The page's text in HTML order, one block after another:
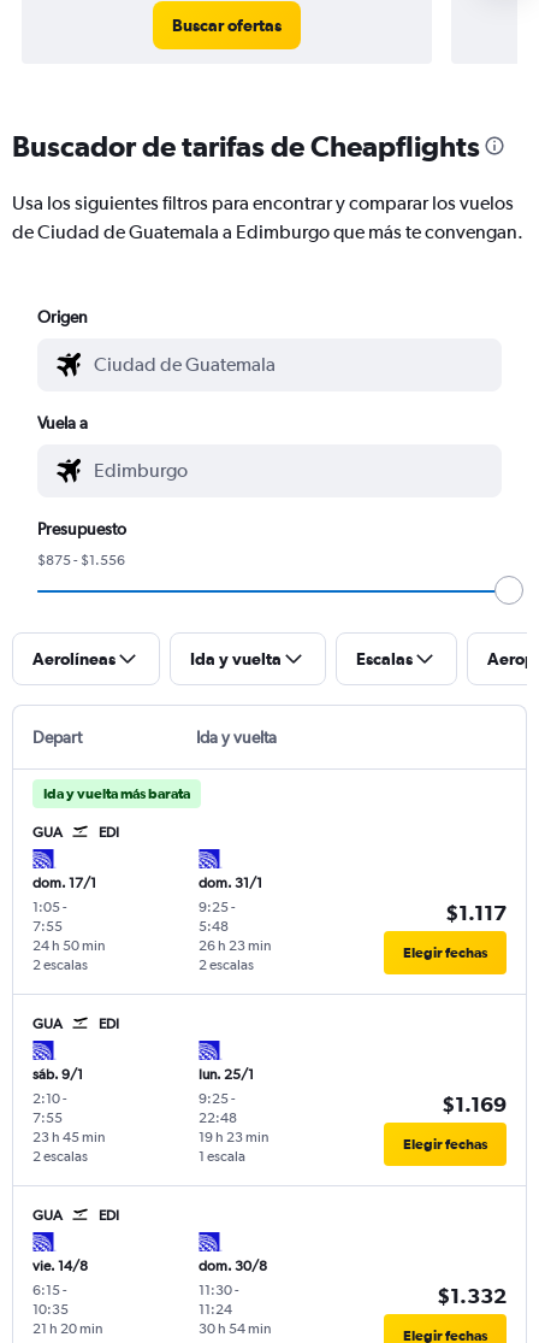
Buscar ofertas
Buscador de tarifas de Cheapflights
Usa los siguientes filtros para encontrar y comparar los vuelos
de Ciudad de Guatemala a Edimburgo que más te convengan.
Origen
Vuela a
Presupuesto
$875 - $1.556
Aerolíneas Ida y vuelta Escalas
Depart Ida y vuelta
Ida y vuelta más barata
GUA EDI
dom. 17/1
1:05-
7:55
2 escalas
24 h 50 min
dom. 31/1
9:25-
5:48
2 escalas
26 h 23 min
$1.117
Elegir fechas
GUA EDI
sáb. 9/1
2:10-
7:55
2 escalas
23 h 45 min
lun. 25/1
9:25-
22:48
1 escala
19 h 23 min
$1.169
Elegir fechas
GUA EDI
vie. 14/8
6:15-
10:35
21 h 20 min
dom. 30/8
11:30-
11:24
30 h 54 min
$1.332
Elegir fechas